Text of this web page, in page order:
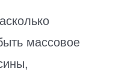
массовое